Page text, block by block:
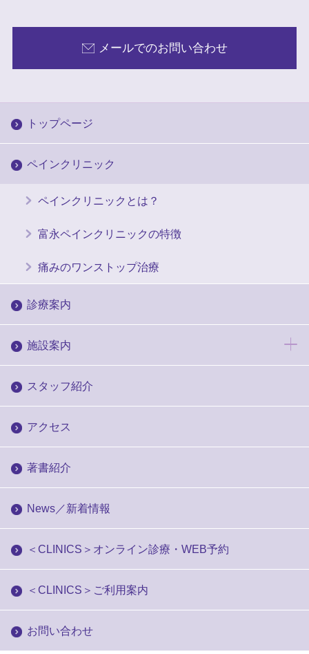
メールでのお問い合わせ
トップページ
ペインクリニック
ペインクリニックとは？
富永ペインクリニックの特徴
痛みのワンストップ治療
診療案内
施設案内
スタッフ紹介
アクセス
著書紹介
News／新着情報
＜CLINICS＞オンライン診療・WEB予約
＜CLINICS＞ご利用案内
お問い合わせ